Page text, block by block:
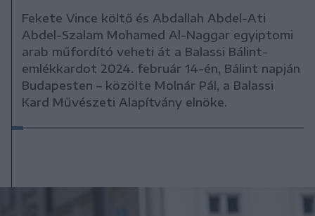
Fekete Vince költő és Abdallah Abdel-Ati
Abdel-Szalam Mohamed Al-Naggar egyiptomi
arab műfordító veheti át a Balassi Bálint-
emlékkardot 2024. február 14-én, Bálint napján
Budapesten – közölte Molnár Pál, a Balassi
Kard Művészeti Alapítvány elnöke.